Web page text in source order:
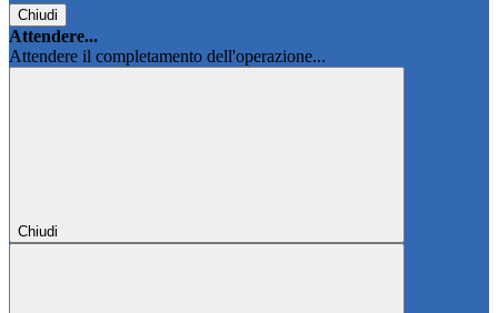
Chiudi
Attendere...
Attendere il completamento dell'operazione...
Chiudi